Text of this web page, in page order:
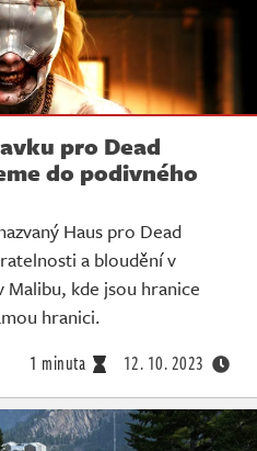
pro Dead
do podivného
Haus pro Dead
a bloudění v
kde jsou hranice
hranici.
1 minuta 12. 10. 2023